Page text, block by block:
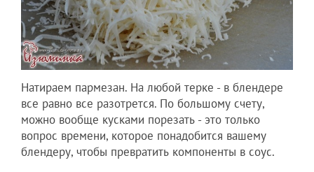
Натираем пармезан. На любой терке - в блендере
все равно все разотрется. По большому счету,
можно вообще кусками порезать - это только
вопрос времени, которое понадобится вашему
блендеру, чтобы превратить компоненты в соус.